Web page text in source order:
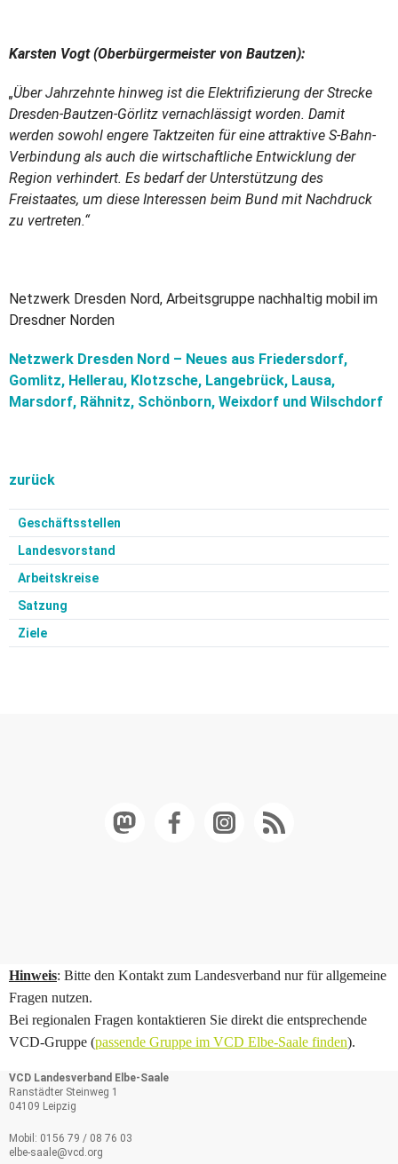
Karsten Vogt (Oberbürgermeister von Bautzen):
„Über Jahrzehnte hinweg ist die Elektrifizierung der Strecke
Dresden-Bautzen-Görlitz vernachlässigt worden. Damit
werden sowohl engere Taktzeiten für eine attraktive S-Bahn-
Verbindung als auch die wirtschaftliche Entwicklung der
Region verhindert. Es bedarf der Unterstützung des
Freistaates, um diese Interessen beim Bund mit Nachdruck
zu vertreten.“
Netzwerk Dresden Nord, Arbeitsgruppe nachhaltig mobil im
Dresdner Norden
Netzwerk Dresden Nord – Neues aus Friedersdorf,
Gomlitz, Hellerau, Klotzsche, Langebrück, Lausa,
Marsdorf, Rähnitz, Schönborn, Weixdorf und Wilschdorf
zurück
Geschäftsstellen
Landesvorstand
Arbeitskreise
Satzung
Ziele
Hinweis: Bitte den Kontakt zum Landesverband nur für allgemeine
Fragen nutzen.
Bei regionalen Fragen kontaktieren Sie direkt die entsprechende
VCD-Gruppe (passende Gruppe im VCD Elbe-Saale finden).
VCD Landesverband Elbe-Saale
Ranstädter Steinweg 1
04109 Leipzig
Mobil: 0156 79 / 08 76 03
elbe-saale@vcd.org